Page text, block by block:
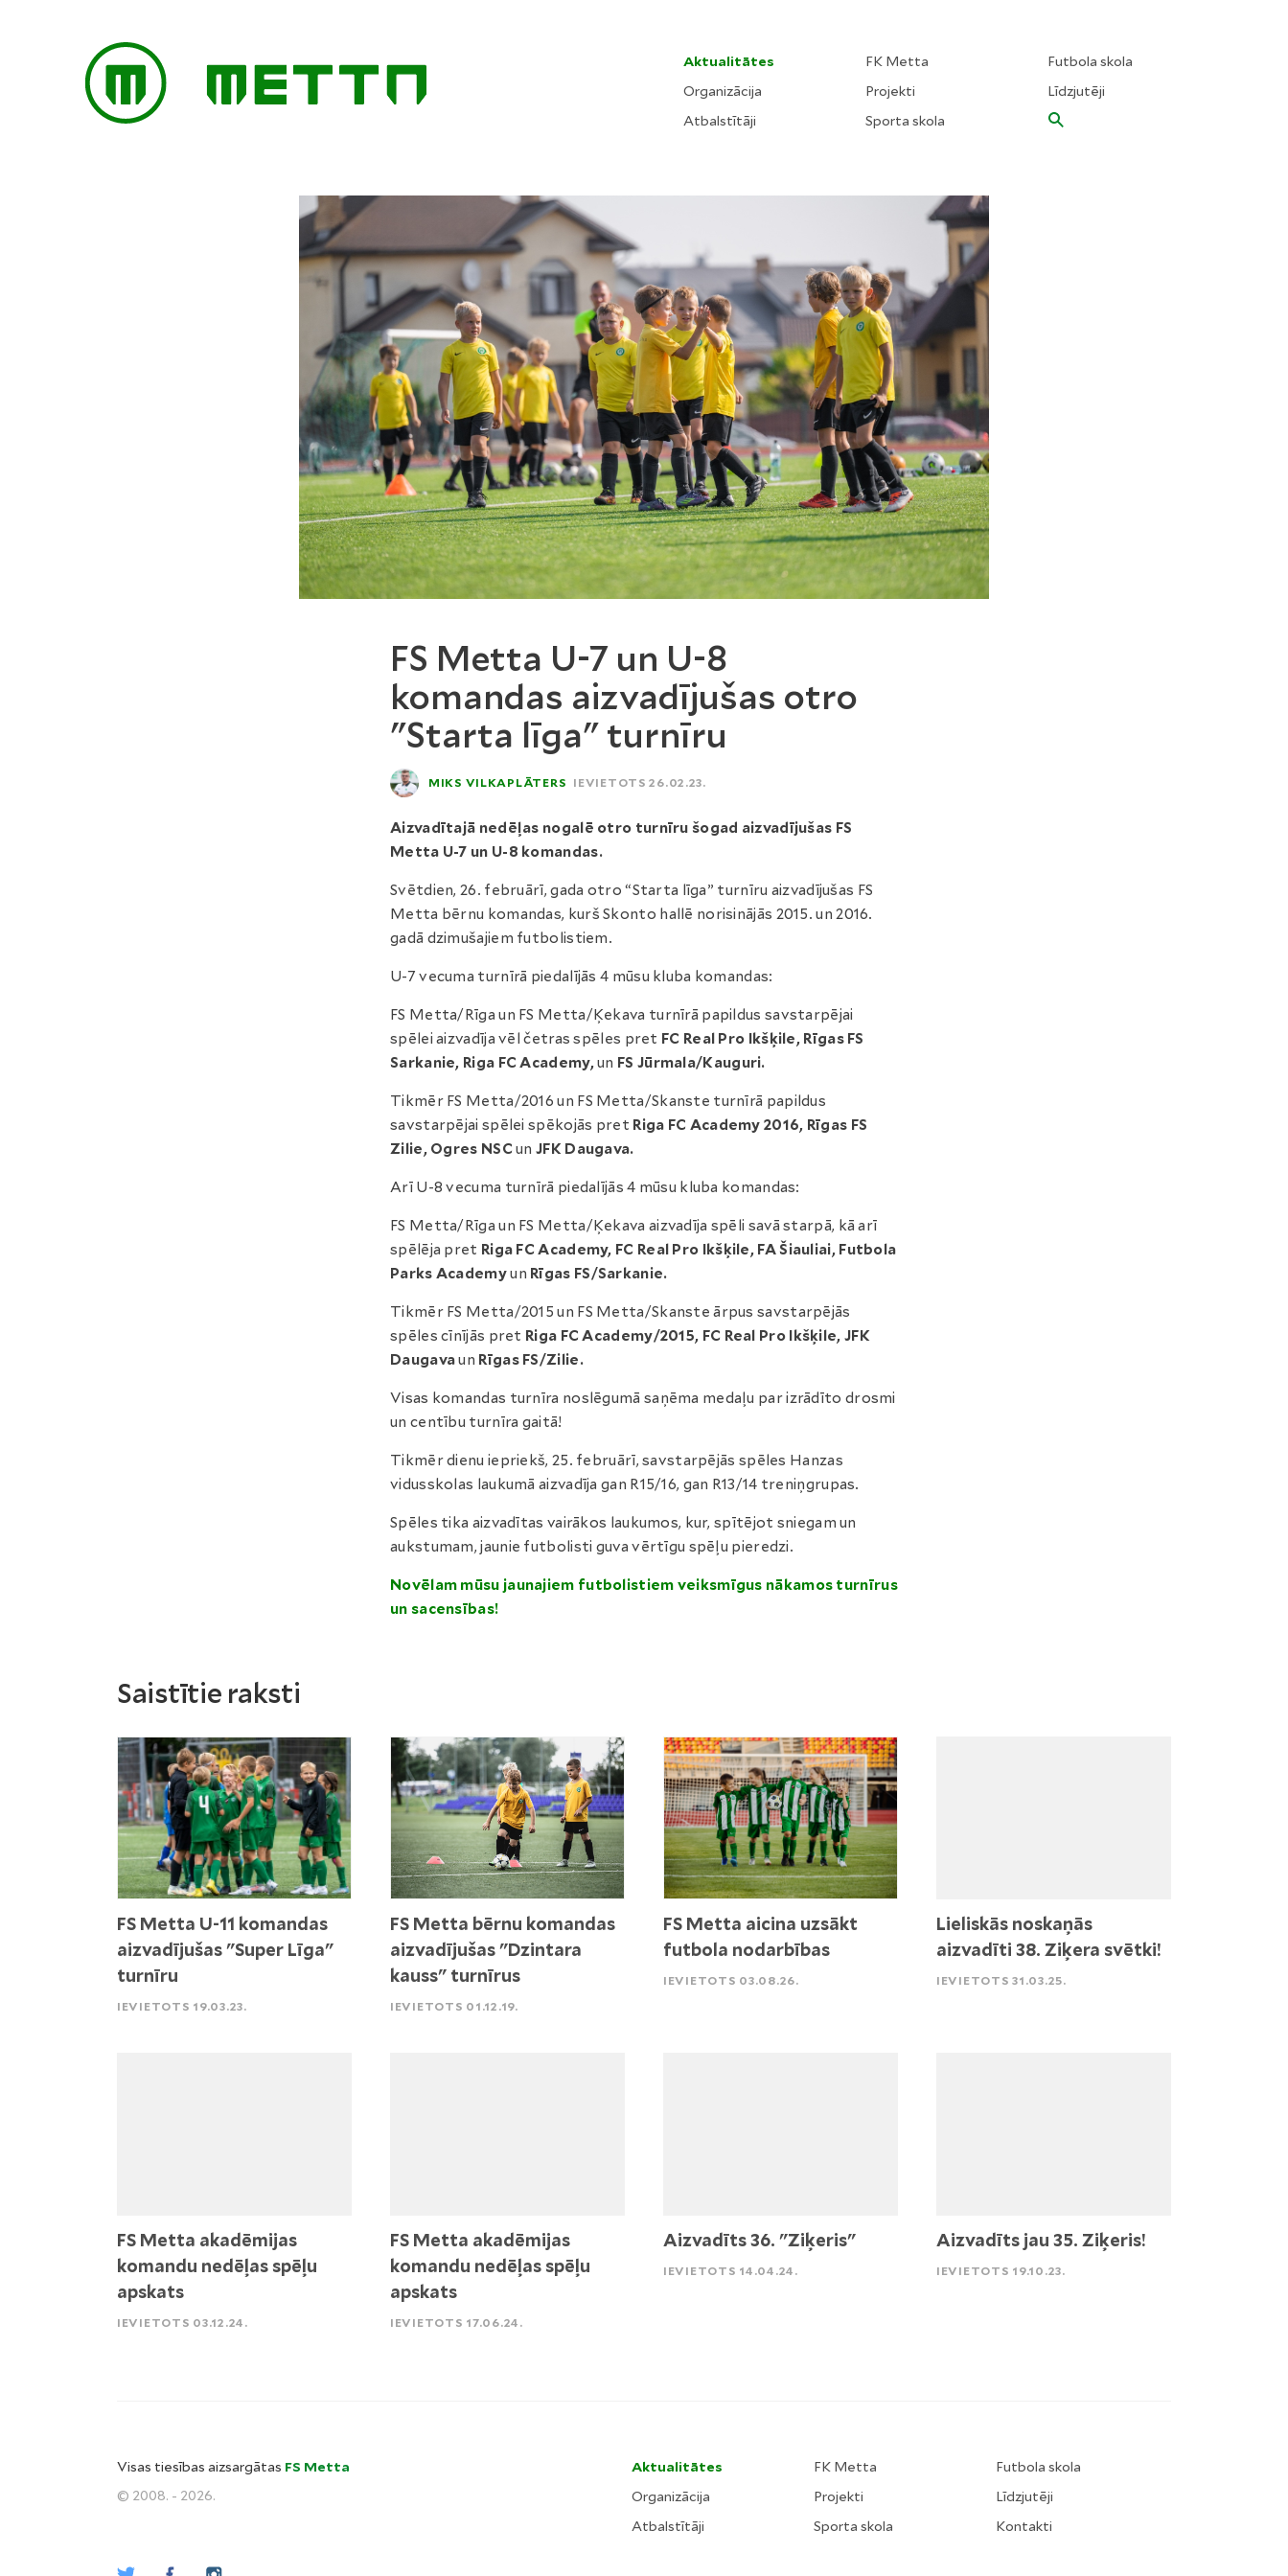
Aktualitātes
Organizācija
Atbalstītāji
FK Metta
Projekti
Sporta skola
Futbola skola
Līdzjutēji
FS Metta U-7 un U-8
komandas aizvadījušas otro
"Starta līga" turnīru
MIKS VILKAPLĀTERS IEVIETOTS 26.02.23.
Aizvadītajā nedēļas nogalē otro turnīru šogad aizvadījušas FS
Metta U-7 un U-8 komandas.
Svētdien, 26. februārī, gada otro “Starta līga” turnīru aizvadījušas FS
Metta bērnu komandas, kurš Skonto hallē norisinājās 2015. un 2016.
gadā dzimušajiem futbolistiem.
U-7 vecuma turnīrā piedalījās 4 mūsu kluba komandas:
FS Metta/Rīga un FS Metta/Ķekava turnīrā papildus savstarpējai
spēlei aizvadīja vēl četras spēles pret FC Real Pro Ikšķile, Rīgas FS
Sarkanie, Riga FC Academy,un FS Jūrmala/Kauguri.
Tikmēr FS Metta/2016 un FS Metta/Skanste turnīrā papildus
savstarpējai spēlei spēkojās pret Riga FC Academy 2016, Rīgas FS
Zilie, Ogres NSC un JFK Daugava.
Arī U-8 vecuma turnīrā piedalījās 4 mūsu kluba komandas:
FS Metta/Rīga un FS Metta/Ķekava aizvadīja spēli savā starpā, kā arī
spēlēja pret Riga FC Academy, FC Real Pro Ikšķile, FA Šiauliai, Futbola
Parks Academyun Rīgas FS/Sarkanie.
Tikmēr FS Metta/2015 un FS Metta/Skanste ārpus savstarpējās
spēles cīnījās pret Riga FC Academy/2015, FC Real Pro Ikšķile, JFK
Daugavaun Rīgas FS/Zilie.
Visas komandas turnīra noslēgumā saņēma medaļu par izrādīto drosmi
un centību turnīra gaitā!
Tikmēr dienu iepriekš, 25. februārī, savstarpējās spēles Hanzas
vidusskolas laukumā aizvadīja gan R15/16, gan R13/14 treniņgrupas.
Spēles tika aizvadītas vairākos laukumos, kur, spītējot sniegam un
aukstumam, jaunie futbolisti guva vērtīgu spēļu pieredzi.
Novēlam mūsu jaunajiem futbolistiem veiksmīgus nākamos turnīrus
un sacensības!
Saistītie raksti
FS Metta U-11 komandas
aizvadījušas "Super Līga"
turnīru
IEVIETOTS 19.03.23.
FS Metta bērnu komandas
aizvadījušas "Dzintara
kauss" turnīrus
IEVIETOTS 01.12.19.
FS Metta aicina uzsākt
futbola nodarbības
IEVIETOTS 03.08.26.
Lieliskās noskaņās
aizvadīti 38. Ziķera svētki!
IEVIETOTS 31.03.25.
FS Metta akadēmijas
komandu nedēļas spēļu
apskats
IEVIETOTS 03.12.24.
FS Metta akadēmijas
komandu nedēļas spēļu
apskats
IEVIETOTS 17.06.24.
Aizvadīts 36. "Ziķeris"
IEVIETOTS 14.04.24.
Aizvadīts jau 35. Ziķeris!
IEVIETOTS 19.10.23.
Visas tiesības aizsargātas FS Metta
© 2008. - 2026.
Aktualitātes
Organizācija
Atbalstītāji
FK Metta
Projekti
Sporta skola
Futbola skola
Līdzjutēji
Kontakti